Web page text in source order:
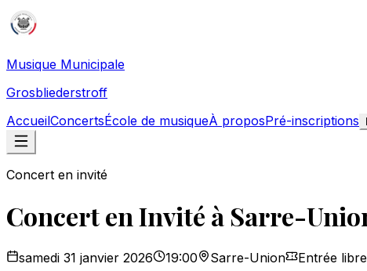
Musique Municipale
Grosbliederstroff
AccueilConcertsÉcole de musiqueÀ proposPré-inscriptions
Concert en invité
Concert en Invité à Sarre-
samedi 31 janvier 2026 19:00 Sarre-Union
Entrée libre